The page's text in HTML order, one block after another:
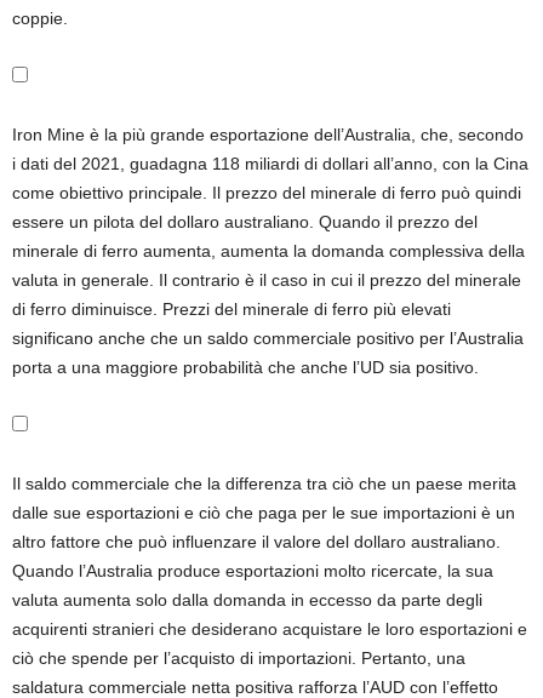
coppie.
Iron Mine è la più grande esportazione dell’Australia, che, secondo
i dati del 2021, guadagna 118 miliardi di dollari all’anno, con la Cina
come obiettivo principale. Il prezzo del minerale di ferro può quindi
essere un pilota del dollaro australiano. Quando il prezzo del
minerale di ferro aumenta, aumenta la domanda complessiva della
valuta in generale. Il contrario è il caso in cui il prezzo del minerale
di ferro diminuisce. Prezzi del minerale di ferro più elevati
significano anche che un saldo commerciale positivo per l’Australia
porta a una maggiore probabilità che anche l’UD sia positivo.
Il saldo commerciale che la differenza tra ciò che un paese merita
dalle sue esportazioni e ciò che paga per le sue importazioni è un
altro fattore che può influenzare il valore del dollaro australiano.
Quando l’Australia produce esportazioni molto ricercate, la sua
valuta aumenta solo dalla domanda in eccesso da parte degli
acquirenti stranieri che desiderano acquistare le loro esportazioni e
ciò che spende per l’acquisto di importazioni. Pertanto, una
saldatura commerciale netta positiva rafforza l’AUD con l’effetto